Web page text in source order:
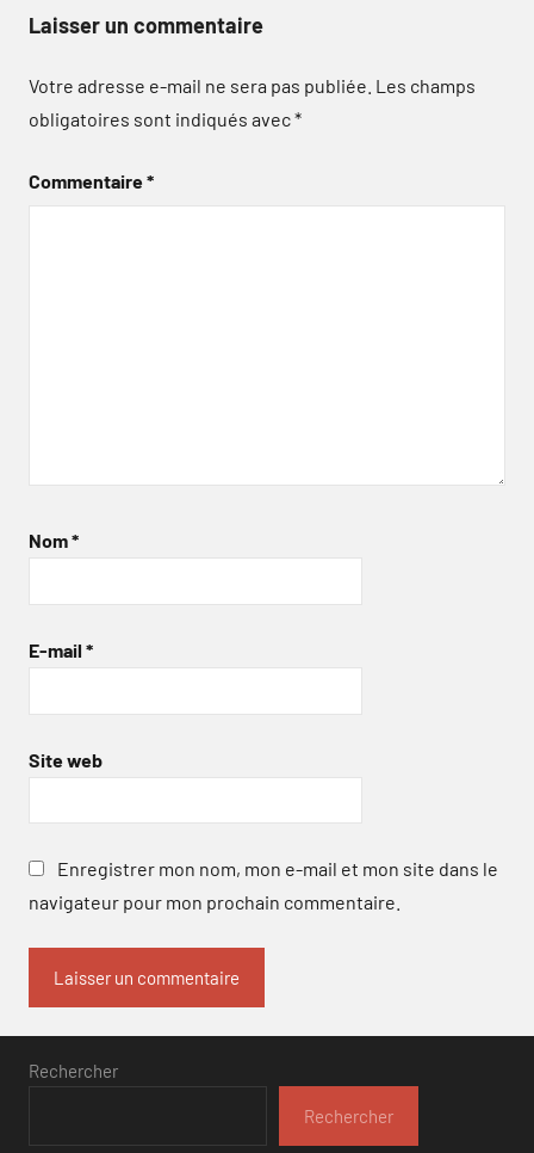
Laisser un commentaire
Votre adresse e-mail ne sera pas publiée. Les champs
obligatoires sont indiqués avec*
Commentaire*
Nom*
E-mail *
Site web
Enregistrer mon nom, mon e-mail et mon site dans le
navigateur pour mon prochain commentaire.
Rechercher
Rechercher